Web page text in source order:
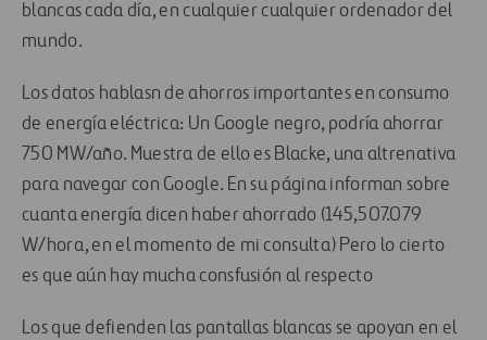
blancas cada día, en cualquier cualquier ordenador del
mundo.
Los datos hablasn de ahorros importantes en consumo
de energía eléctrica: Un Google negro, podría ahorrar
750 MW/año. Muestra de ello es Blacke, una altrenativa
para navegar con Google. En su página informan sobre
cuanta energía dicen haber ahorrado (145,507.079
W/hora, en el momento de mi consulta) Pero lo cierto
es que aún hay mucha consfusión al respecto
Los que defienden las pantallas blancas se apoyan en el